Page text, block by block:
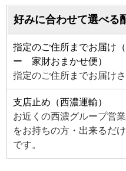
好みに合わせて選べる
指定のご住所までお届け
ー 家財おまかせ便）
指定のご住所までお届け
支店止め（西濃運輸）
お近くの西濃グループ営
をお持ちの方・出来るだ
です。